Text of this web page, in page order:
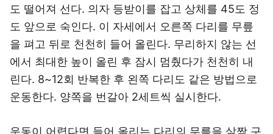
도 떨어져 선다. 의자 등받이를 잡고 상체를 45도 정
도 앞으로 숙인다. 이 자세에서 오른쪽 다리를 무릎
을 펴고 뒤로 천천히 들어 올린다. 무리하지 않는 선
에서 최대한 높이 올린 후 잠시 멈췄다가 천천히 내
린다. 8~12회 반복한 후 왼쪽 다리도 같은 방법으로
운동한다. 양쪽을 번갈아 2세트씩 실시한다.
운동이 어렵다면 들어 올리는 다리의 무릎을 살짝 구